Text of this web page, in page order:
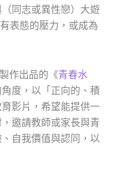
同志或異性戀）大遊
表態的壓力，或成為
作出品的《青春水
度，以「正向的、積
影片，希望能提供一
邀請教師或家長與青
自我價值與認同，以